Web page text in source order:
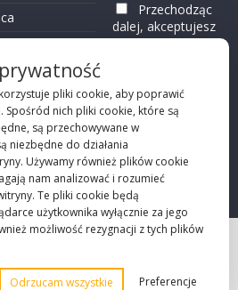
Przechodząc
dalej, akceptujesz
politykę
Robie Sp. z o.o.
pliki cookie, aby poprawić
Spośród nich pliki cookie, które są
są przechowywane w
niezbędne do działania
Używamy również plików cookie
nam analizować i rozumieć
Te pliki cookie będą
użytkownika wyłącznie za jego
możliwość rezygnacji z tych plików
Odrzucam wszystkie Preferencje